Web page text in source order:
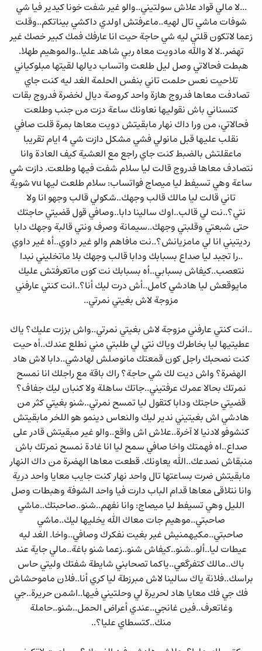
...لا مالي قواد علاش سولتيني..والو غير شفت خونا كيدير فيا شي
شوفات ماشي تال لهيه..ماعرفتش اولدي داكشي بيناتكم..وقلت
زعما لاتكون قلتي ليه شي حاجة حيت انا عارفك فمك كبير خصك غير
تهضر..لا لا والله مادويت معاه ربي شاهد عليا..والموهيم طهلا.
هبطت فحالاتي وصل ليل طلعت واتساب ديالها لقيتها مبلوكياني
تلاحيت نعس حلمت تاني بنفس الحلمة الغد ليه كنت جاي
تصادفت معاها فدروج هازة واحد كروصة ديال لخضرة فدروج بقات
كتسناني باش نقوليها نعاونك ساعة دزت من جنب وطلعت
فحالاتي، من ورا داك نهار مابقيتش دويت معاها بمرة قلت صافي
نقلب عليها قبل مانولي فشي مشكل دازت شي 4 ايام تقريبا
ماعقلتش بالضبط كنت جاي راجع مع العشية كيف العادة وانا
نتصادف معاها فدروج قالت ليا سلام شفت فيها وطلعت. دازت شي
ساعة وهي تسيفط ليا ميصاج فواتساب: سلام طلعت ليها vu شوية
تاني قالت ليا مالك قالب وجهك..شكولي قالب وجهو انا ولا
نتي؟..نت لي قالب..اوك سالينا دابا..وصافي قول قضيتي حاجتك
حتى شبعتي وقلبتي وجهك..سيمانة وصرف ونتي قالبة وجهك دابا
رديتيني انا لي مامزيانش؟..نت مافاهم والو غير داوي..أه غير داوي
..را تجبد ليا صداع بسبابك ودابا قالب وجهك بلا ماتخليني نبدا
نتعصب..كيفاش بسبابي..أه بسبابك نت كون ماتعرفتش عليك
مايوقعش ليا هادشي كامل..أش درت ليك أنا؟..انت كنتي عارفني
مزوجة لاش بغيتي نمرتي..
..انت كنتي عارفني مزوجة لاش بغيتي نمرتي..واش بززت عليك؟ ياك
عطيتيها ليا بخاطرك وياك نتي لي طلبتي مني نطلع عندك..أه حيت
كنت نصحبك راجل كون قمعتك مانوصلش لهادشي..دابا لاش هاد
الهضرة؟ واش ديت لك شي حاجة؟ راك باقة مع راجلك انا نمسح
نمرتك بحالا عمرك عرفتيني..جاتك ساهلة ولا كنبان ليك جفاف؟
قضيتي حاجتك ودابا كتقول ليا تمسح نمرتي..شنو بغيتي كثر من
هادشي اش بغيتيني ندير ليك والنعاس دينمو هو اللخر مابقيتش
كنشوفو لادنيا لا آخرة..علاش اش واقع..والو غير مبقيتش قادر على
صداع..اه فهمتك واخا صافي سمح ليا انا غادة نمسح نمرتك باش
منبقاش نصدعك..الله يعاونك. قطعت معاها الهضرة من داك النهار
مابقيتش ضرت بساعتها تال واحد نهار كنت جايب معايا واحد درية
وانا نتلاقى معاها قدام الباب دارت فيا واحد الشوفة وهبطات وصل
الليل وهي تسيفط ليا ميصاج: وانا نفهم..شنو..صاحبتك..ماشي
صاحبتي..موهيم جات معاك الله يخليها ليك..ماشي
صاحبتي..مكيهمنيش غير بغيت نفكرك وصافي..واخا. الغد ليه
عيطات ليا..ألو..شنو..كيفاش شنو..زعما شنو باغة..مالي جاية عند
باك..مالك كتفرگعي..ياكما تصحابني شايطة شفتك وليتي حاس
براسك..فلانة ياك سالينا لاش مبرزطة ليا كري أنا..فلان ماموحشاش
فك جي فك معايا هاد لحريرة لي وحلتيني فيها..اشمن حريرة..جي
وغاتعرف..فين غانجي..عندي أعراض الحمل..شنو..حاملة
منك..كتسطاي عليا؟..